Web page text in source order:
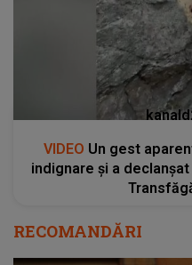
VIDEO Un gest
indignare și a
RECOMANDĂRI